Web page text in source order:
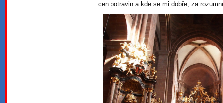
cen potravin a kde se mi dobře, za